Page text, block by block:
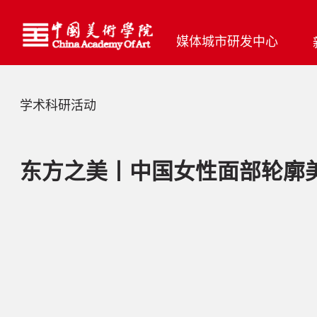
媒体城市研发中心
学术科研活动
东方之美丨中国女性面部轮廓